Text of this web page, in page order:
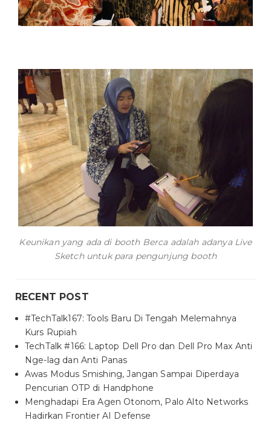
Keunikan yang ada di booth Berca adalah adanya Live
Sketch untuk para pengunjung booth
RECENT POST
#TechTalk167: Tools Baru Di Tengah Melemahnya
Kurs Rupiah
TechTalk #166: Laptop Dell Pro dan Dell Pro Max Anti
Nge-lag dan Anti Panas
Awas Modus Smishing, Jangan Sampai Diperdaya
Pencurian OTP di Handphone
Menghadapi Era Agen Otonom, Palo Alto Networks
Hadirkan Frontier AI Defense